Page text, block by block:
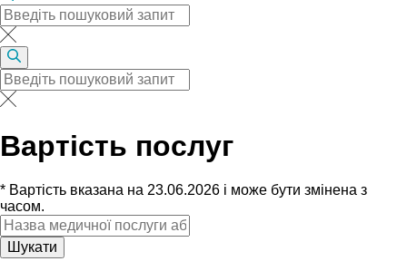
Вартість послуг
* Вартість вказана на 23.06.2026 і може бути змінена з
часом.
Шукати